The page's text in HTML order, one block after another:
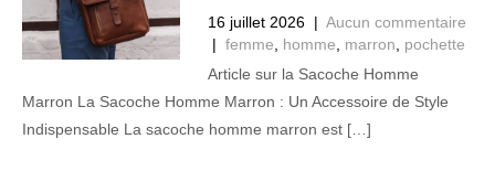
16 juillet 2026 | Aucun commentaire
| femme homme marron
pochette
Article sur la Sacoche Homme
Marron La Sacoche Homme Marron : Un Accessoire de Style
Indispensable La sacoche homme marron est […]